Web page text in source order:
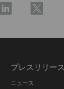
プレスリリース
ニュース